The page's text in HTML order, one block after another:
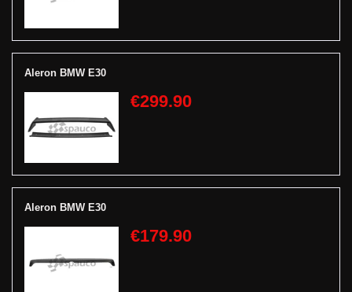
Aleron BMW E30
€299.90
Aleron BMW E30
€179.90